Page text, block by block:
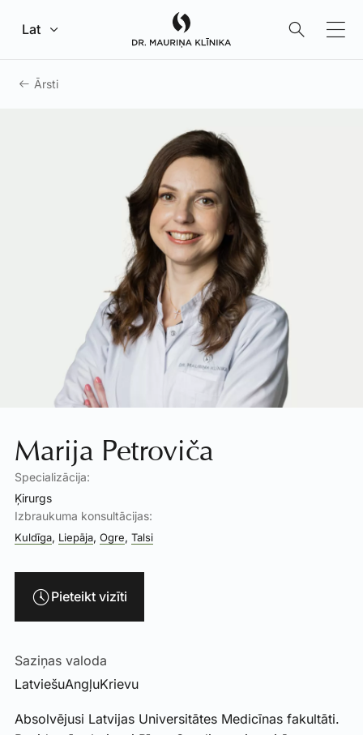
Lat
Ārsti
Marija Petroviča
Specializācija:
Ķirurgs
Izbraukuma konsultācijas:
Kuldīga, Liepāja, Ogre, Talsi
Pieteikt vizīti
Saziņas valoda
LatviešuAngļuKrievu
Absolvējusi Latvijas Universitātes Medicīnas fakultāti.